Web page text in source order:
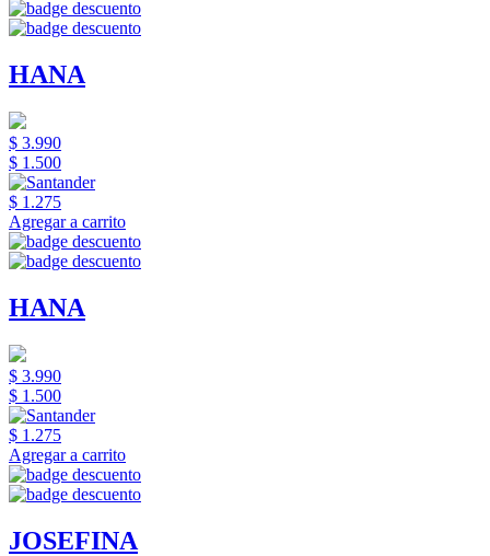
HANA
$ 3.990
$ 1.500
$ 1.275
Agregar a carrito
HANA
$ 3.990
$ 1.500
$ 1.275
Agregar a carrito
JOSEFINA